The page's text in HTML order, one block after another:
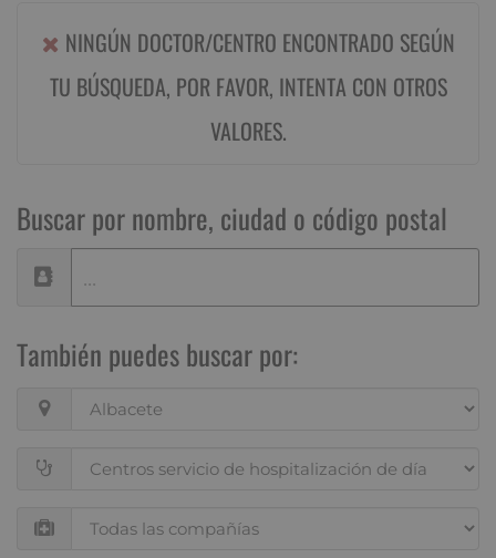
NINGÚN DOCTOR/CENTRO ENCONTRADO SEGÚN
TU BÚSQUEDA, POR FAVOR, INTENTA CON OTROS
VALORES.
Buscar por nombre, ciudad o código postal
También puedes buscar por: